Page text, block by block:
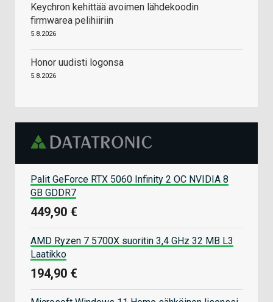
Keychron kehittää avoimen lähdekoodin
firmwarea pelihiiriin
5.8.2026
Honor uudisti logonsa
5.8.2026
Palit GeForce RTX 5060 Infinity 2 OC NVIDIA 8
GB GDDR7
449,90 €
AMD Ryzen 7 5700X suoritin 3,4 GHz 32 MB L3
Laatikko
194,90 €